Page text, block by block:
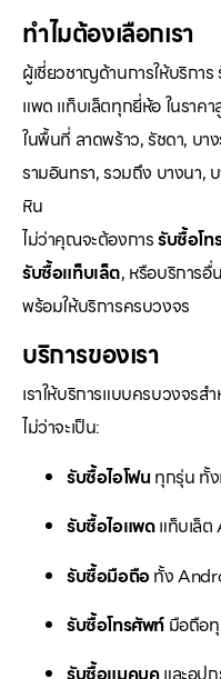
ทำไมต้องเลือกเรา
ผู้เชี่ยวชาญด้านการให้บริกา
แพด แท็บเล็ตทุกยี่ห้อ ในราค
ในพื้นที่ ลาดพร้าว, รัชดา, บ
รามอินทรา, รวมถึง บางนา,
หิน
ไม่ว่าคุณจะต้องการรับซื้อโ
รับซื้อแท็บเล็ต, หรือบริการอื่
พร้อมให้บริการครบวงจร
บริการของเรา
เราให้บริการแบบครบวงจร
ไม่ว่าจะเป็น:
รับซื้อไอโฟน ทุกรุ่น ทั้ง
รับซื้อไอแพดแท็บเล็ต
รับซื้อมือถือทั้ง
รับซื้อโทรศัพท์ มือถือ